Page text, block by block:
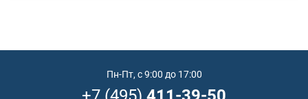
Пн-Пт, с 9:00 до 17:00